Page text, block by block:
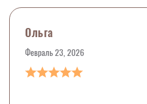
Ольга
Февраль 23, 2026